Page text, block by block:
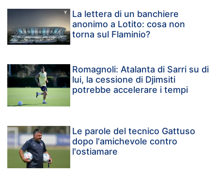
La lettera di un banchiere
anonimo a Lotito: cosa non
torna sul Flaminio?
Romagnoli: Atalanta di Sarri su di
lui, la cessione di Djimsiti
potrebbe accelerare i tempi
Le parole del tecnico Gattuso
dopo l'amichevole contro
l'ostiamare